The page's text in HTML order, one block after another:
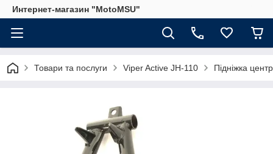
Интернет-магазин "MotoMSU"
Товари та послуги Viper Active JH-110 Підніжка